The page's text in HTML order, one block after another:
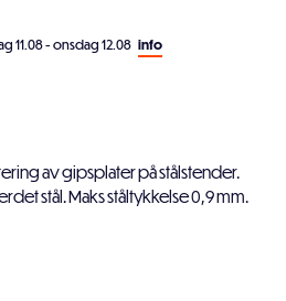
11.08 - onsdag 12.08 info
av gipsplater på stålstender.
stål. Maks ståltykkelse 0,9 mm.